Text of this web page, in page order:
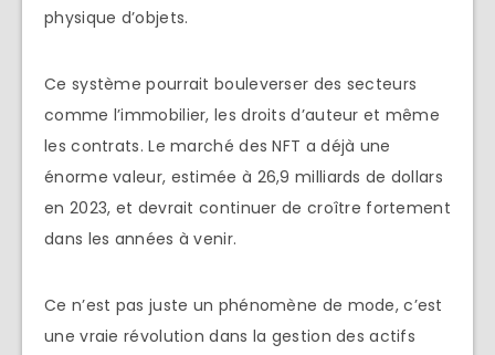
physique d’objets.
Ce système pourrait bouleverser des secteurs
comme l’immobilier, les droits d’auteur et même
les contrats. Le marché des NFT a déjà une
énorme valeur, estimée à 26,9 milliards de dollars
en 2023, et devrait continuer de croître fortement
dans les années à venir.
Ce n’est pas juste un phénomène de mode, c’est
une vraie révolution dans la gestion des actifs